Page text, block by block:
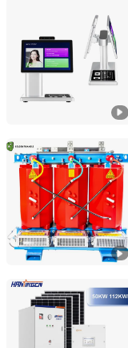
Shenzhen Easco
Guangdong,
Golden Triangle
Zhejiang, China
Anhui Hanxing
Anhui, China